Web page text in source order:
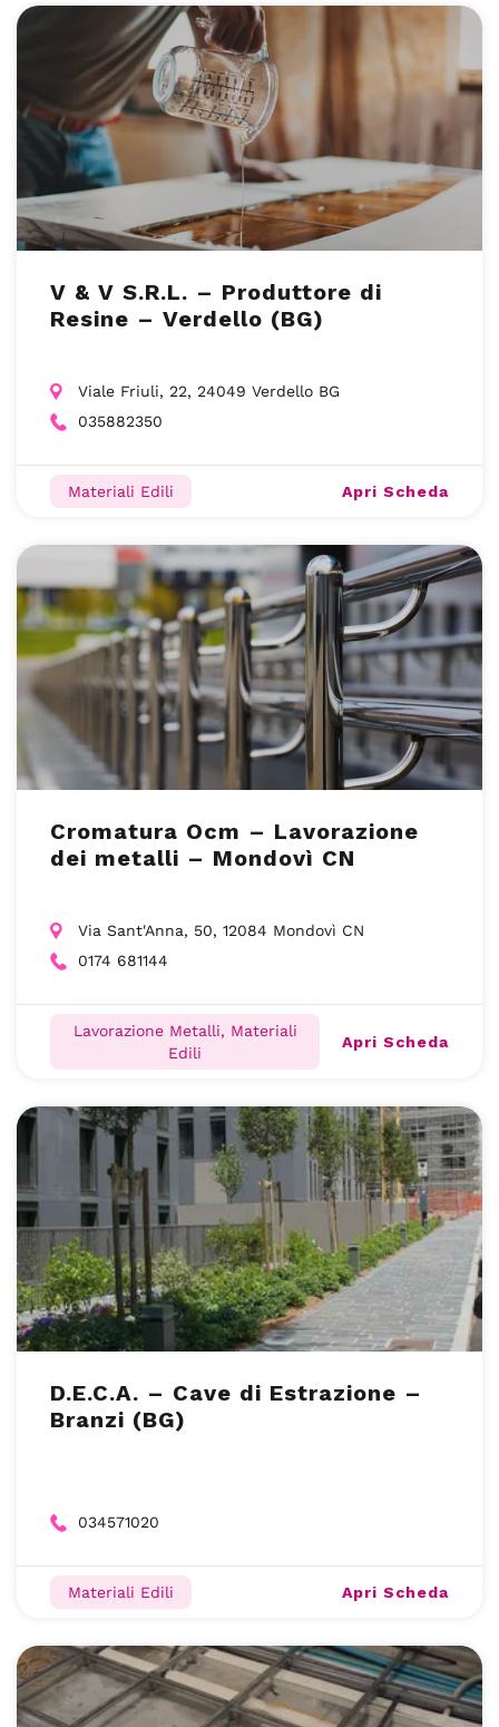
V & V S.R.L. – Produttore di
Resine – Verdello (BG)
Viale Friuli, 22, 24049 Verdello BG
035882350
Materiali Edili Apri Scheda
Cromatura Ocm – Lavorazione
dei metalli – Mondovì CN
Via Sant'Anna, 50, 12084 Mondovì CN
0174 681144
Lavorazione Metalli, Materiali
Edili
Apri Scheda
D.E.C.A. – Cave di Estrazione –
Branzi (BG)
034571020
Materiali Edili Apri Scheda